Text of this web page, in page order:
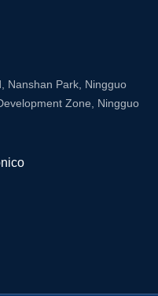
Nanshan Park, Ningguo
Zone, Ningguo